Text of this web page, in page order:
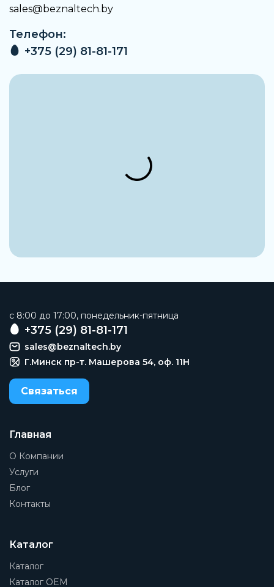
DIN EN 175 301-803-C
Допустимый перепад напряжения
±10%
Пневматические соединения
Производитель
Camozzi
Минимальное рабочее давление
Максимальное рабочее давление
Напряжение
Материал корпуса
Функция распределителя
Тип управления
Количество линий и позиций
sales@beznaltech.by
Телефон:
+375 (29) 81-81-171
c 8:00 до 17:00, понедельник-пятница
+375 (29) 81-81-171
sales@beznaltech.by
Г.Минск пр-т. Машерова 54, оф. 11H
Связаться
Главная
О Компании
Услуги
Блог
Контакты
Каталог
Каталог
Каталог OEM